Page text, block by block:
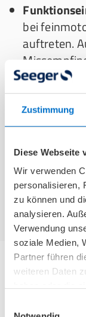
Zustimmung
Diese Webseite
Wir verwenden
personalisieren,
zu können und
analysieren.
Verwendung
soziale Medien,
Partner führen
weiteren Daten
bei
auftreten.
dem
kommen,
Diagnose